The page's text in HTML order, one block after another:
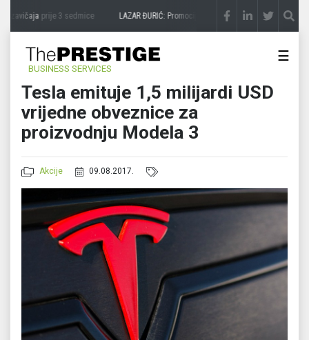
zavičajaprije 3 sedmice LAZAR ĐURIĆ: Promocija potencijal pretvara u destinaciju
BUSINESS SERVICES
☰
Tesla emituje 1,5 milijardi USD
vrijedne obveznice za
proizvodnju Modela 3
Akcije 09.08.2017.